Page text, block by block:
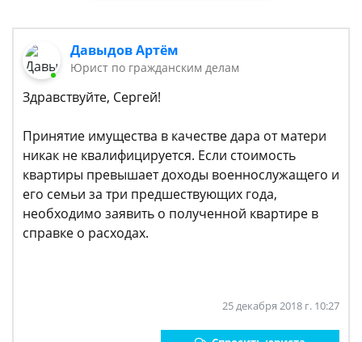
Давыдов Артём
Юрист по гражданским делам
Здравствуйте, Сергей!
Принятие имущества в качестве дара от матери
никак не квалифицируется. Если стоимость
квартиры превышает доходы военнослужащего и
его семьи за три предшествующих года,
необходимо заявить о полученной квартире в
справке о расходах.
25 декабря 2018 г. 10:27